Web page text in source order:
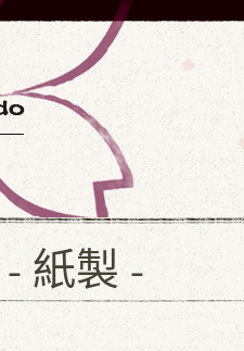
紙製 -